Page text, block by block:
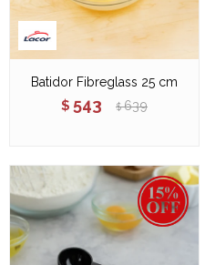
Batidor Fibreglass 25 cm
$ 543 $ 639